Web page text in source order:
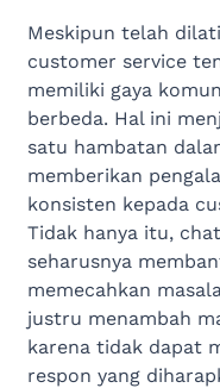
Meskipun telah
customer service
memiliki gaya
berbeda. Hal ini
satu hambatan
memberikan
konsisten kepada
Tidak hanya itu,
seharusnya
memecahkan
justru menambah
karena tidak dapat
respon yang